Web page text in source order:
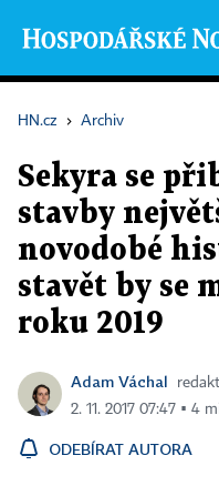
HN.cz › Archiv
Sekyra se
stavby
novodobé
stavět by se
roku 2019
Adam Váchal
2. 11. 2017 07:47 ▪ 4
ODEBÍRAT AUTORA